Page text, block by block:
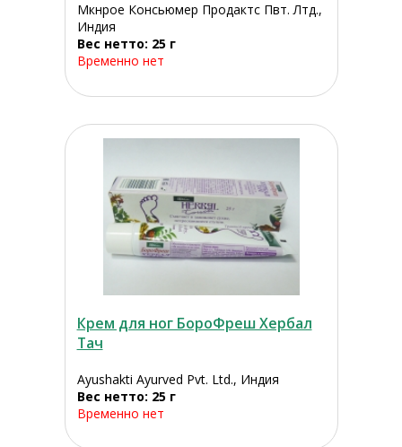
Мкнрое Консьюмер Продактс Пвт. Лтд.,
Индия
Вес нетто: 25 г
Временно нет
Крем для ног БороФреш Хербал
Тач
Ayushakti Ayurved Pvt. Ltd., Индия
Вес нетто: 25 г
Временно нет